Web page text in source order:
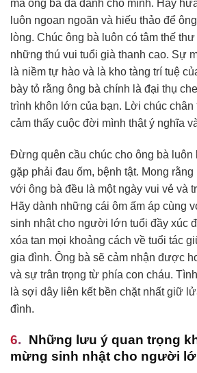
mà ông bà đã dành cho mình. Hãy
luôn ngoan ngoãn và hiếu thảo để
lòng. Chúc ông bà luôn có tâm thế
những thú vui tuổi già thanh cao. Sự
là niềm tự hào và là kho tàng trí tuệ
bày tỏ rằng ông bà chính là đại thụ
trình khôn lớn của bạn. Lời chúc chân
cảm thấy cuộc đời mình thật ý nghĩa
Đừng quên cầu chúc cho ông bà luôn
gặp phải đau ốm, bệnh tật. Mong
với ông bà đều là một ngày vui vẻ và
Hãy dành những cái ôm ấm áp cùng
sinh nhật cho người lớn tuổi đầy xúc
xóa tan mọi khoảng cách về tuổi tác
gia đình. Ông bà sẽ cảm nhận được
và sự trân trọng từ phía con cháu.
là sợi dây liên kết bền chặt nhất giữ
đình.
Những lưu ý quan trọng
mừng sinh nhật cho người